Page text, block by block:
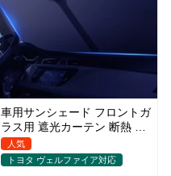
車用サンシェード フロントガ
ラス用 遮光カーテン 断熱 日
焼け 汎用 UVカット 取付簡単
収納便利
人気
トヨタ ヴェルファイア対応